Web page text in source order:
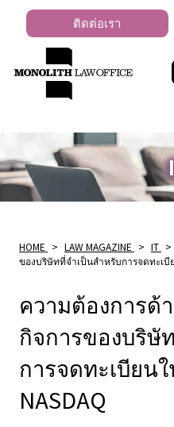
ติดต่อเรา
HOME > LAW MAGAZINE > IT >
ของบริษัทที่จําเป็นสําหรับการจดทะเบี
ความต้องการด้
กิจการของบริษั
การจดทะเบียน
NASDAQ